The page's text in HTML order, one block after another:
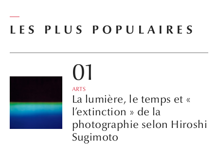
LES PLUS POPULAIRES
ARTS
La lumière, le temps et «
l’extinction » de la
photographie selon Hiroshi
Sugimoto